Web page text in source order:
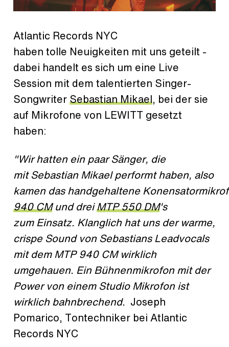
Atlantic Records NYC
haben tolle Neuigkeiten mit uns geteilt -
dabei handelt es sich um eine Live
Session mit dem talentierten Singer-
SongwriterSebastian Mikael, bei der sie
auf Mikrofone von LEWITT gesetzt
haben:
"Wir hatten ein paar Sänger, die
mit Sebastian Mikael performt haben, also
kamen das handgehaltene
940 CMund dreiMTP 550 DM's
zum Einsatz. Klanglich hat uns der warme,
crispe Sound von Sebastians Leadvocals
mit dem MTP 940 CM wirklich
umgehauen. Ein Bühnenmikrofon mit der
Power von einem Studio Mikrofon ist
wirklich bahnbrechend. Joseph
Pomarico, Tontechniker bei Atlantic
Records NYC